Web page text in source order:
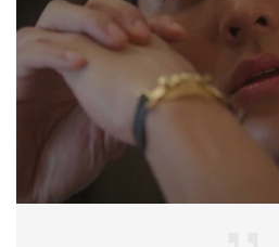
헤럴드POP …